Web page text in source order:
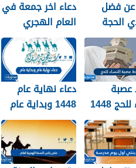
فضل
الحجة
ويوم عرفة 1448 /
دعاء اخر جمعة في
العام الهجري
1447 ودخول العام
الجديد 1448
1448
دعاء نهاية عام
1448 وبداية عام
1449